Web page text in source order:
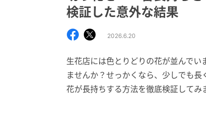
検証した意外な結果
2026.6.20
生花店には色とりどりの花が並んで
ませんか？せっかくなら、少しでも
花が長持ちする方法を徹底検証してみ